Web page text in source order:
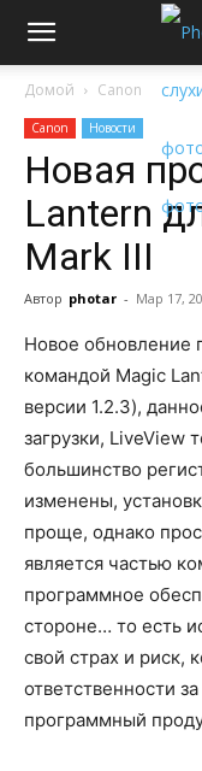
Домой Canon
Canon Новости
Новая
Lantern
Mark III
Автор photar - Мар 17,
Новое
командой Magic
версии 1.2.3),
загрузки, LiveView
большинство
изменены,
проще, однако
является частью
программное
стороне… то есть
свой страх и риск,
ответственности
программный